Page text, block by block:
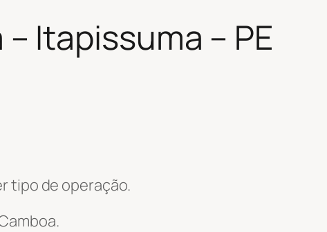
Itapissuma – PE
tipo de operação.